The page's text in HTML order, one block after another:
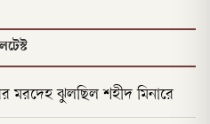
মরদেহ ঝুলছিল শহীদ মিনারে